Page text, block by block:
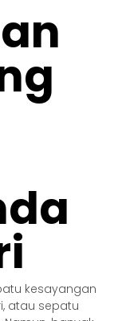
kesayangan
atau sepatu